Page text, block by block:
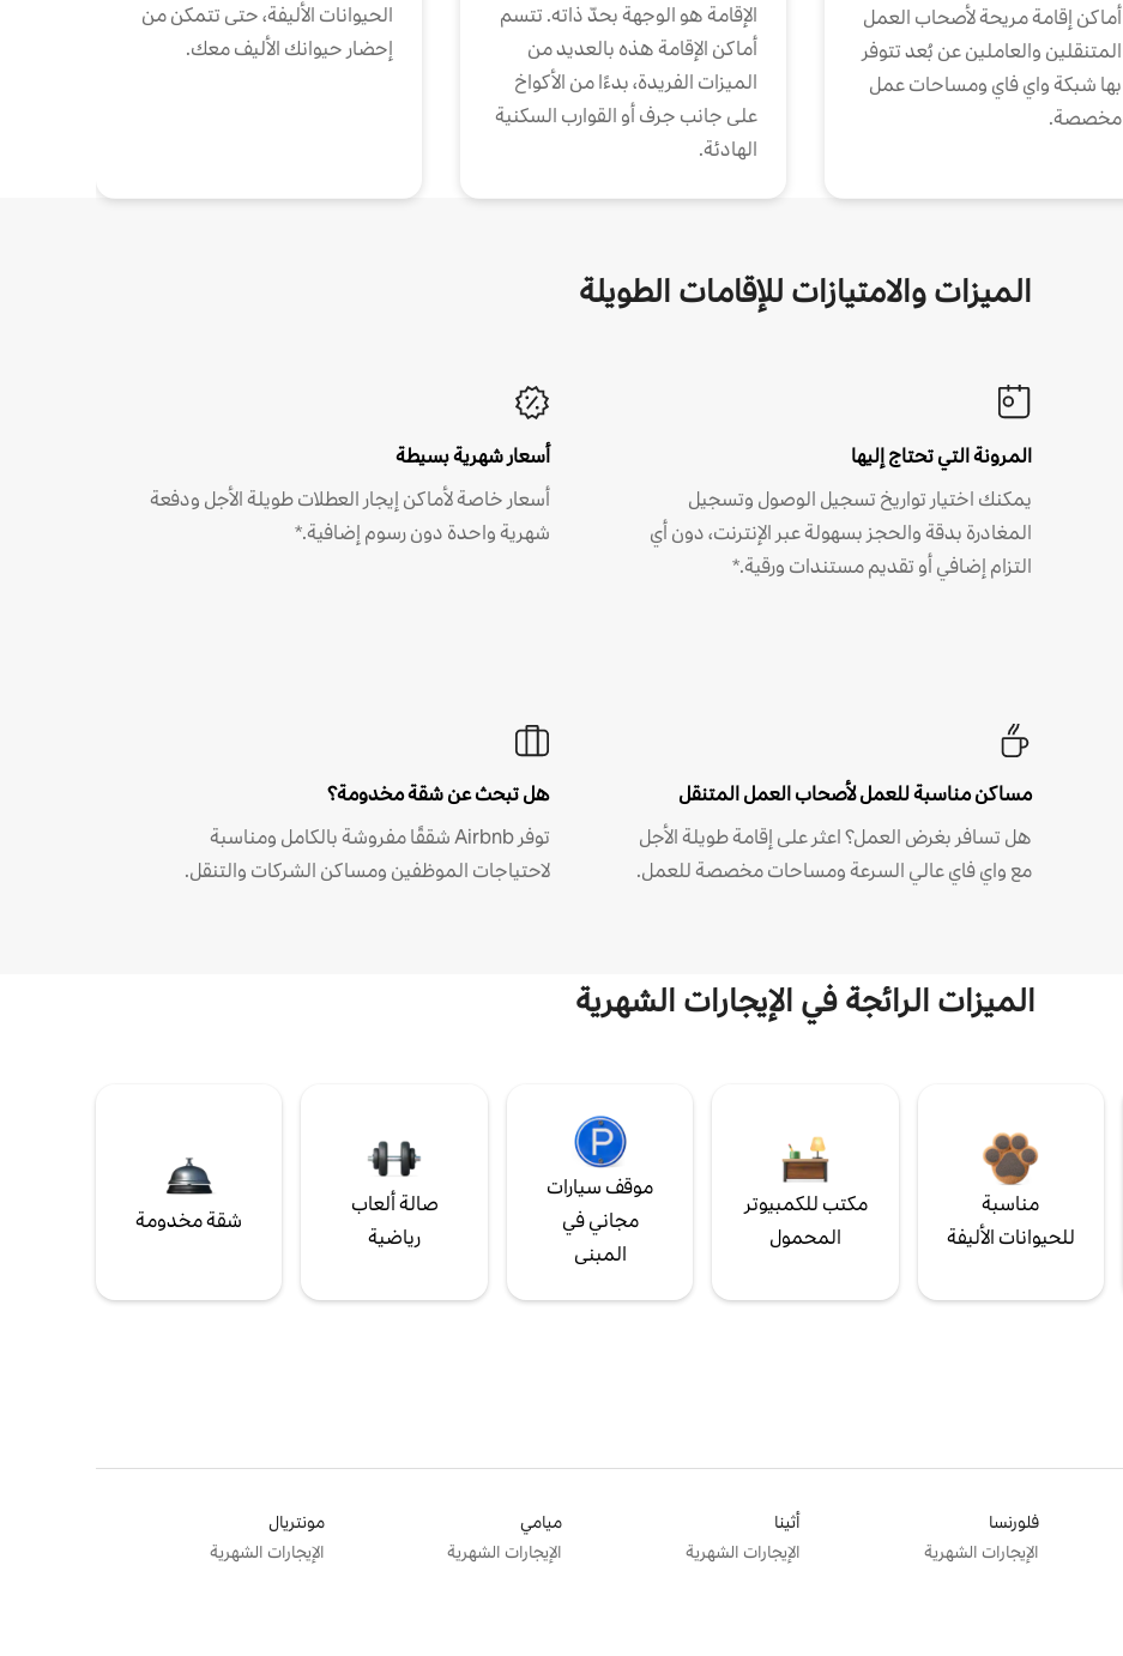
أماكن إقامة مريحة لأصحاب العمل
المتنقلين والعاملين عن بُعد تتوفر
بها شبكة واي فاي ومساحات عمل
مخصصة.
الإقامة هو الوجهة بحدّ ذاته. تتسم
أماكن الإقامة هذه بالعديد من
الميزات الفريدة، بدءًا من الأكواخ
على جانب جرف أو القوارب السكنية
الهادئة.
الحيوانات الأليفة، حتى تتمكن من
إحضار حيوانك الأليف معك.
الميزات والامتيازات للإقامات الطويلة
المرونة التي تحتاج إليها
يمكنك اختيار تواريخ تسجيل الوصول وتسجيل
المغادرة بدقة والحجز بسهولة عبر الإنترنت، دون أي
التزام إضافي أو تقديم مستندات ورقية.*
أسعار شهرية بسيطة
أسعار خاصة لأماكن إيجار العطلات طويلة الأجل ودفعة
شهرية واحدة دون رسوم إضافية.*
مساكن مناسبة للعمل لأصحاب العمل المتنقل
هل تسافر بغرض العمل؟ اعثر على إقامة طويلة الأجل
مع واي فاي عالي السرعة ومساحات مخصصة للعمل.
هل تبحث عن شقة مخدومة؟
توفر Airbnb شققًا مفروشة بالكامل ومناسبة
لاحتياجات الموظفين ومساكن الشركات والتنقل.
الميزات الرائجة في الإيجارات الشهرية
مناسبة
للحيوانات الأليفة
مكتب للكمبيوتر
المحمول
موقف سيارات
مجاني في
المبنى
صالة ألعاب
رياضية
شقة مخدومة
فلورنسا
الإيجارات الشهرية
أثينا
الإيجارات الشهرية
ميامي
الإيجارات الشهرية
مونتريال
الإيجارات الشهرية